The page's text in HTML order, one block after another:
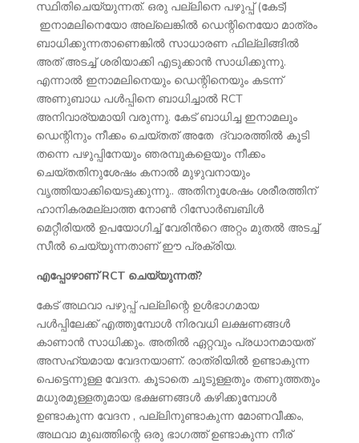
സ്ഥിതിചെയ്യുന്നത്. ഒരു പല്ലിനെ പഴുപ്പ് (കേട്)
ഇനാമലിനെയോ അല്ലെങ്കിൽ ഡെന്റിനെയോ മാത്രം
ബാധിക്കുന്നതാണെങ്കിൽ സാധാരണ ഫില്ലിങ്ങിൽ
അത് അടച്ച് ശരിയാക്കി എടുക്കാൻ സാധിക്കുന്നു.
എന്നാൽ ഇനാമലിനെയും ഡെന്റിനെയും കടന്ന്
അണുബാധ പൾപ്പിനെ ബാധിച്ചാൽ RCT
അനിവാര്യമായി വരുന്നു. കേട് ബാധിച്ച ഇനാമലും
ഡെന്റിനും നീക്കം ചെയ്തത് അതേ ദ്വാരത്തിൽ കൂടി
തന്നെ പഴുപ്പിനേയും ഞരമ്പുകളെയും നീക്കം
ചെയ്തതിനുശേഷം കനാൽ മുഴുവനായും
വൃത്തിയാക്കിയെടുക്കുന്നു.. അതിനുശേഷം ശരീരത്തിന്
ഹാനികരമല്ലാത്ത നോൺ റിസോർബബിൾ
മെറ്റീരിയൽ ഉപയോഗിച്ച് വേരിൻറെ അറ്റം മുതൽ അടച്ച്
സീൽ ചെയ്യുന്നതാണ് ഈ പ്രക്രിയ.
എപ്പോഴാണ് RCT ചെയ്യുന്നത്?
കേട് അഥവാ പഴുപ്പ് പല്ലിന്റെ ഉൾഭാഗമായ
പൾപ്പിലേക്ക് എത്തുമ്പോൾ നിരവധി ലക്ഷണങ്ങൾ
കാണാൻ സാധിക്കും. അതിൽ ഏറ്റവും പ്രധാനമായത്
അസഹ്യമായ വേദനയാണ്. രാത്രിയിൽ ഉണ്ടാകുന്ന
പെട്ടെന്നുള്ള വേദന. കൂടാതെ ചൂടുള്ളതും തണുത്തതും
മധുരമുള്ളതുമായ ഭക്ഷണങ്ങൾ കഴിക്കുമ്പോൾ
ഉണ്ടാകുന്ന വേദന , പല്ലിനുണ്ടാകുന്ന മോണവീക്കം,
അഥവാ മുഖത്തിന്റെ ഒരു ഭാഗത്ത് ഉണ്ടാകുന്ന നീര്